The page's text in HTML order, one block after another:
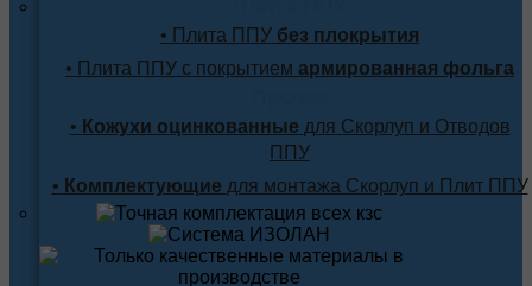
• Плита ППУ без плокрытия
• Плита ППУ с покрытием армированная фольга
• Кожухи оцинкованные для Скорлуп и Отводов
ППУ
• Комплектующие для монтажа Скорлуп и Плит ППУ